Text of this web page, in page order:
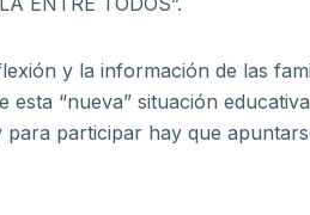
y la información de las
esta “nueva” situación
participar hay que